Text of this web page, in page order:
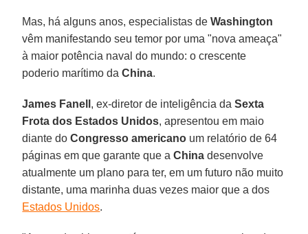
Mas, há alguns anos, especialistas deWashington
vêm manifestando seu temor por uma "nova ameaça"
à maior potência naval do mundo: o crescente
poderio marítimo daChina.
James Fanell , ex-diretor de inteligência daSexta
Frota dos Estados Unidos, apresentou em maio
diante doCongresso americano um relatório de 64
páginas em que garante que aChina desenvolve
atualmente um plano para ter, em um futuro não muito
distante, uma marinha duas vezes maior que a dos
Estados Unidos.